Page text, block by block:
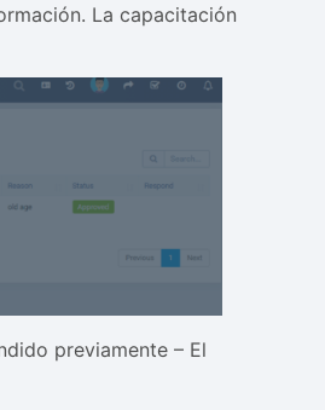
La capacitación
previamente – El